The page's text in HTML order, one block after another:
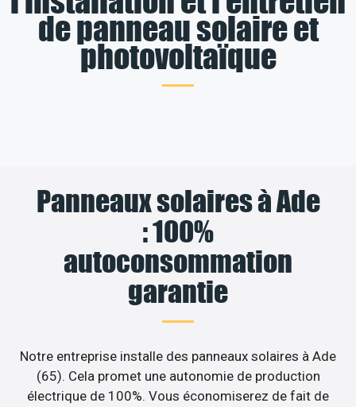
de panneau solaire et
photovoltaïque
Panneaux solaires à Ade
: 100%
autoconsommation
garantie
Notre entreprise installe des panneaux solaires à Ade
(65). Cela promet une autonomie de production
électrique de 100%. Vous économiserez de fait de